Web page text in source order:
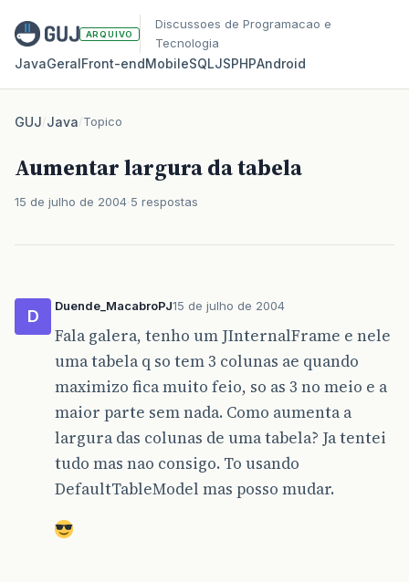
ARQUIVO
Discussoes de Programacao e
Tecnologia
JavaGeralFront‑endMobileSQLJSPHPAndroid
GUJ/Java/Topico
Aumentar largura da tabela
15 de julho de 2004 5 respostas
D
Duende_MacabroPJ15 de julho de 2004
Fala galera, tenho um JInternalFrame e nele
uma tabela q so tem 3 colunas ae quando
maximizo fica muito feio, so as 3 no meio e a
maior parte sem nada. Como aumenta a
largura das colunas de uma tabela? Ja tentei
tudo mas nao consigo. To usando
DefaultTableModel mas posso mudar.